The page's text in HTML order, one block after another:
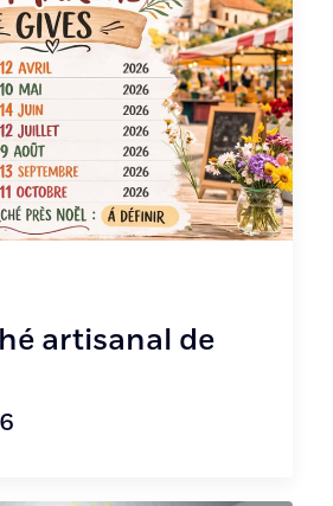
artisanal de